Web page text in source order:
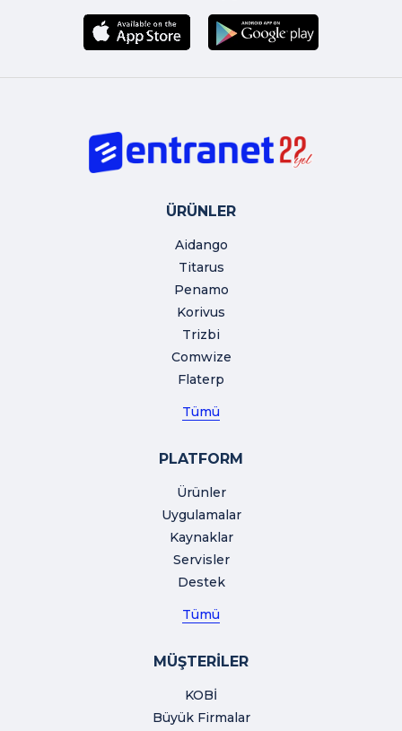
ÜRÜNLER
Aidango
Titarus
Penamo
Korivus
Trizbi
Comwize
Flaterp
Tümü
PLATFORM
Ürünler
Uygulamalar
Kaynaklar
Servisler
Destek
Tümü
MÜŞTERİLER
KOBİ
Büyük Firmalar